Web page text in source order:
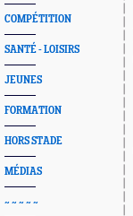
COMPÉTITION
SANTÉ - LOISIRS
JEUNES
FORMATION
HORS STADE
MÉDIAS
~ ~ ~ ~ ~